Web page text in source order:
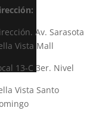
Av. Sarasota
Vista Mall
13-C 3er. Nivel
Vista Santo